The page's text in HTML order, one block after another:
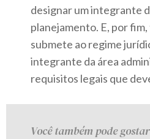
designar um integrante
planejamento. E, por
submete ao regime
integrante da área
requisitos legais que
Você também pode gostar